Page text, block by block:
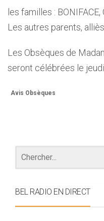
les familles : BONIFACE,
Les autres parents,
Les Obsèques de
seront célébrées le
Avis Obsèques
BEL RADIO EN DIRECT